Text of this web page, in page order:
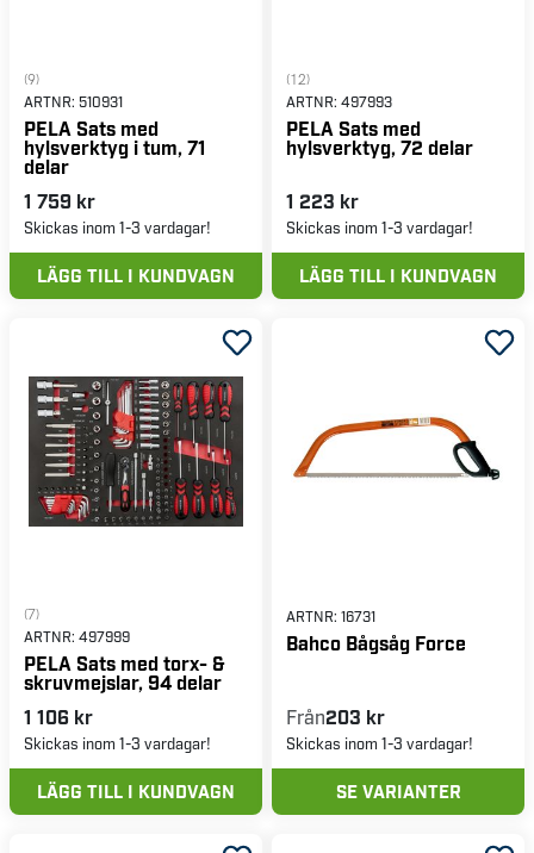
(9)
ARTNR: 510931
PELA Sats med
hylsverktyg i tum, 71
delar
1 759 kr
Skickas inom 1-3 vardagar!
LÄGG TILL I KUNDVAGN
(12)
ARTNR: 497993
PELA Sats med
hylsverktyg, 72 delar
1 223 kr
Skickas inom 1-3 vardagar!
LÄGG TILL I KUNDVAGN
(7)
ARTNR: 497999
PELA Sats med torx- &
skruvmejslar, 94 delar
1 106 kr
Skickas inom 1-3 vardagar!
LÄGG TILL I KUNDVAGN
ARTNR: 16731
Bahco Bågsåg Force
Från203 kr
Skickas inom 1-3 vardagar!
SE VARIANTER